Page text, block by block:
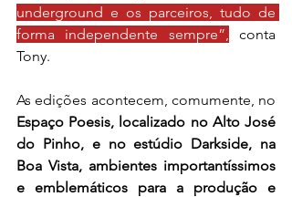
underground e os parceiros, tudo de
forma independente sempre”, conta
Tony.
Espaço Poesis, localizado no Alto José
do Pinho, e no estúdio Darkside, na
Boa Vista, ambientes importantíssimos
e emblemáticos para a produção e